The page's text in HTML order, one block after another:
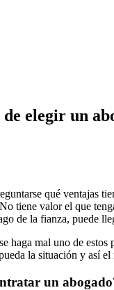
elegir un
qué ventajas
tiene valor el que
de la fianza, puede
haga mal uno de
la situación y así
un